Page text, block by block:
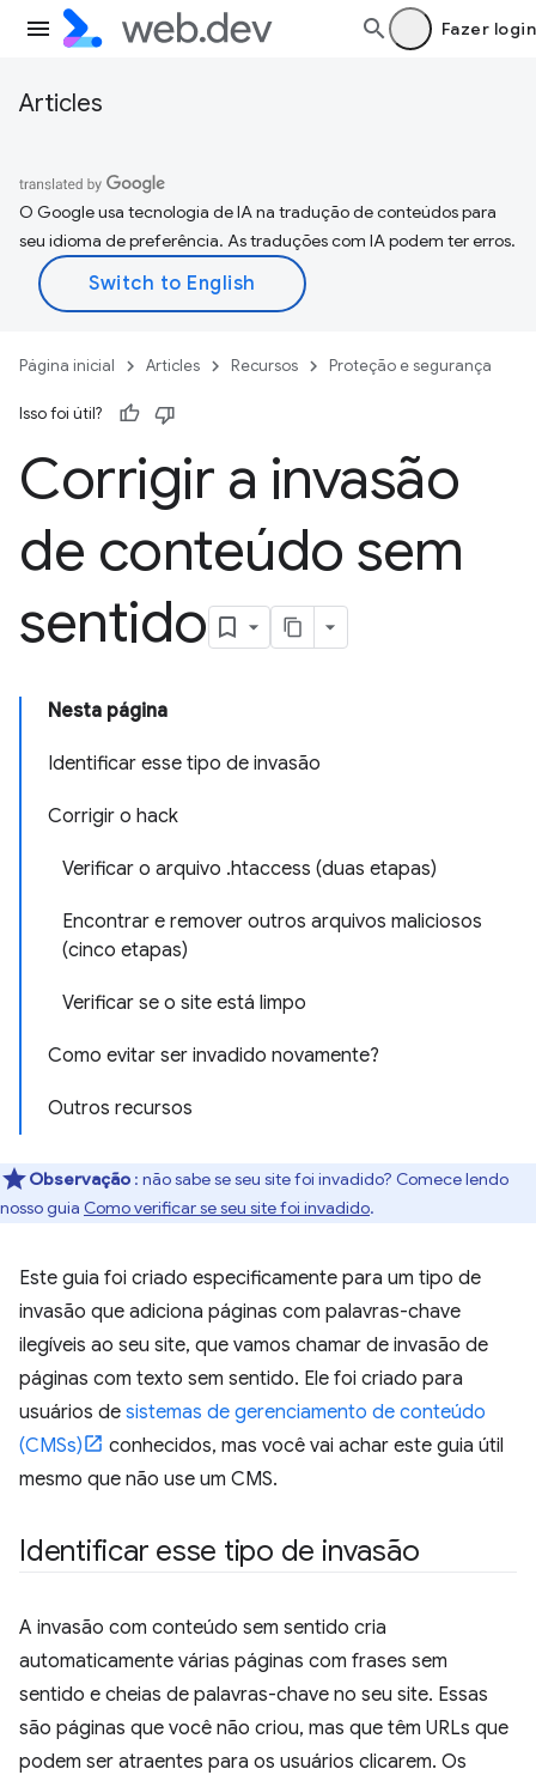
Fazer login
Articles
O Google usa tecnologia de IA na tradução de conteúdos para
seu idioma de preferência. As traduções com IA podem ter erros.
Página inicial Articles Recursos Proteção e segurança
Isso foi útil?
Corrigir a invasão
de conteúdo sem
sentido
Nesta página
Identificar esse tipo de invasão
Corrigir o hack
Verificar o arquivo .htaccess (duas etapas)
Encontrar e remover outros arquivos maliciosos
(cinco etapas)
Verificar se o site está limpo
Como evitar ser invadido novamente?
Outros recursos
Observação : não sabe se seu site foi invadido? Comece lendo
nosso guia Como verificar se seu site foi invadido.
Este guia foi criado especificamente para um tipo de
invasão que adiciona páginas com palavras-chave
ilegíveis ao seu site, que vamos chamar de invasão de
páginas com texto sem sentido. Ele foi criado para
usuários de sistemas de gerenciamento de conteúdo
(CMSs)
conhecidos, mas você vai achar este guia útil
mesmo que não use um CMS.
Identificar esse tipo de invasão
A invasão com conteúdo sem sentido cria
automaticamente várias páginas com frases sem
sentido e cheias de palavras-chave no seu site. Essas
são páginas que você não criou, mas que têm URLs que
podem ser atraentes para os usuários clicarem. Os